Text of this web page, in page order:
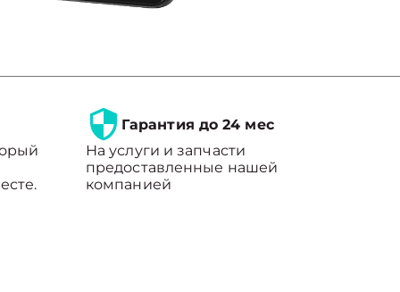
Гарантия до 24 мес
На услуги и запчасти
предоставленные нашей
компанией